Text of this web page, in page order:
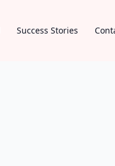
Success Stories